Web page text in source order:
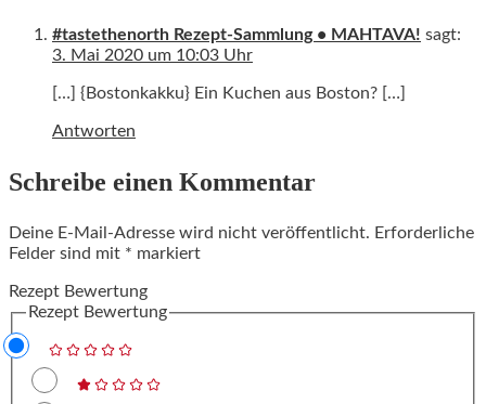
#tastethenorth Rezept-Sammlung • MAHTAVA! sagt:
3. Mai 2020 um 10:03 Uhr
[…] {Bostonkakku} Ein Kuchen aus Boston? […]
Antworten
Schreibe einen Kommentar
Deine E-Mail-Adresse wird nicht veröffentlicht. Erforderliche
Felder sind mit * markiert
Rezept Bewertung
Rezept Bewertung